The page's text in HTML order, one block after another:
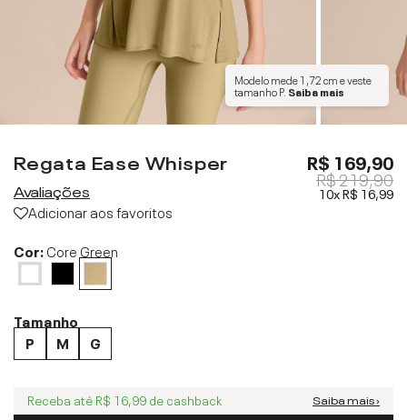
Modelo mede1,72 cme veste
tamanhoP. Saiba mais
Regata Ease Whisper
Avaliações
Adicionar aos favoritos
R$ 169,90
R$ 219,90
10xR$ 16,99
Cor:Core Green
Tamanho
P
M G
Receba até R$ 16,99 de cashback Saiba mais ›